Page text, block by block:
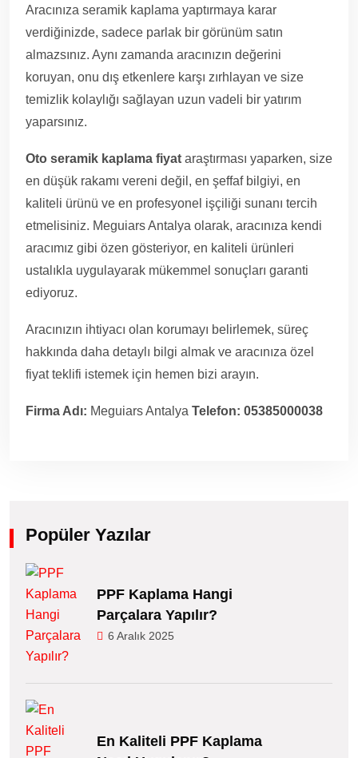
Aracınıza seramik kaplama yaptırmaya karar
verdiğinizde, sadece parlak bir görünüm satın
almazsınız. Aynı zamanda aracınızın değerini
koruyan, onu dış etkenlere karşı zırhlayan ve size
temizlik kolaylığı sağlayan uzun vadeli bir yatırım
yaparsınız.
Oto seramik kaplama fiyat araştırması yaparken, size
en düşük rakamı vereni değil, en şeffaf bilgiyi, en
kaliteli ürünü ve en profesyonel işçiliği sunanı tercih
etmelisiniz. Meguiars Antalya olarak, aracınıza kendi
aracımız gibi özen gösteriyor, en kaliteli ürünleri
ustalıkla uygulayarak mükemmel sonuçları garanti
ediyoruz.
Aracınızın ihtiyacı olan korumayı belirlemek, süreç
hakkında daha detaylı bilgi almak ve aracınıza özel
fiyat teklifi istemek için hemen bizi arayın.
Firma Adı: Meguiars Antalya Telefon: 05385000038
Popüler Yazılar
PPF Kaplama Hangi
Parçalara Yapılır?
6 Aralık 2025
En Kaliteli PPF Kaplama